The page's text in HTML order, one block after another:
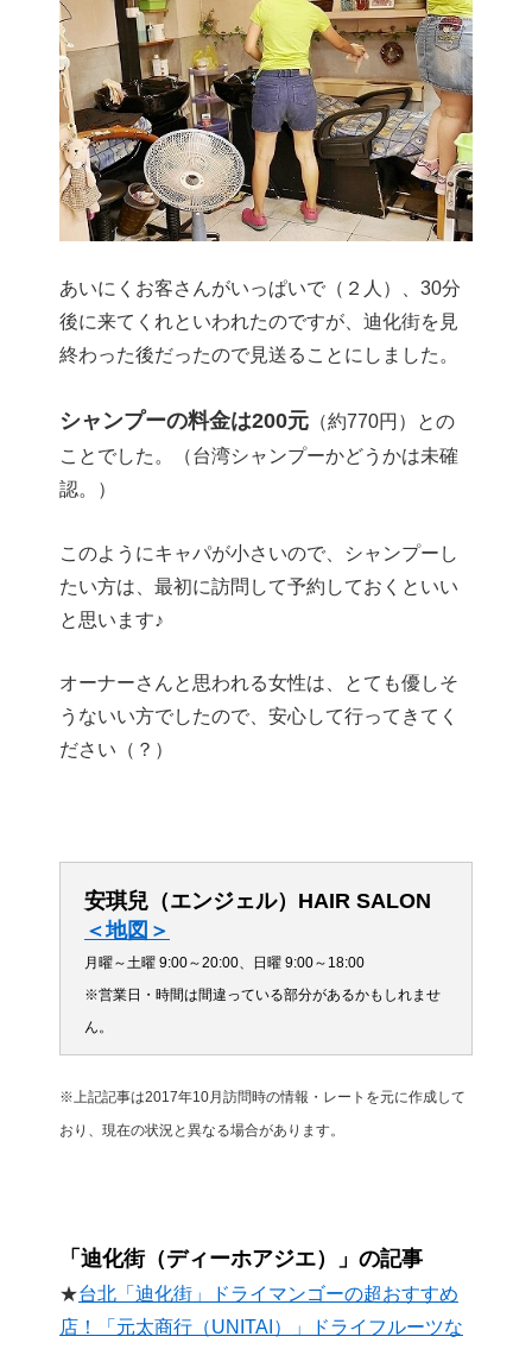
あいにくお客さんがいっぱいで（２人）、30分
後に来てくれといわれたのですが、迪化街を見
終わった後だったので見送ることにしました。
シャンプーの料金は200元 （約770円）との
ことでした。（台湾シャンプーかどうかは未確
認。）
このようにキャパが小さいので、シャンプーし
たい方は、最初に訪問して予約しておくといい
と思います♪
オーナーさんと思われる女性は、とても優しそ
うないい方でしたので、安心して行ってきてく
ださい（？）
安琪兒（エンジェル）HAIR SALON
＜地図＞
月曜～土曜 9:00～20:00、日曜 9:00～18:00
※営業日・時間は間違っている部分があるかもしれませ
ん。
※上記記事は2017年10月訪問時の情報・レートを元に作成して
おり、現在の状況と異なる場合があります。
「迪化街（ディーホアジエ）」の記事
★台北「迪化街」ドライマンゴーの超おすすめ
店！「元太商行（UNITAI）」ドライフルーツな